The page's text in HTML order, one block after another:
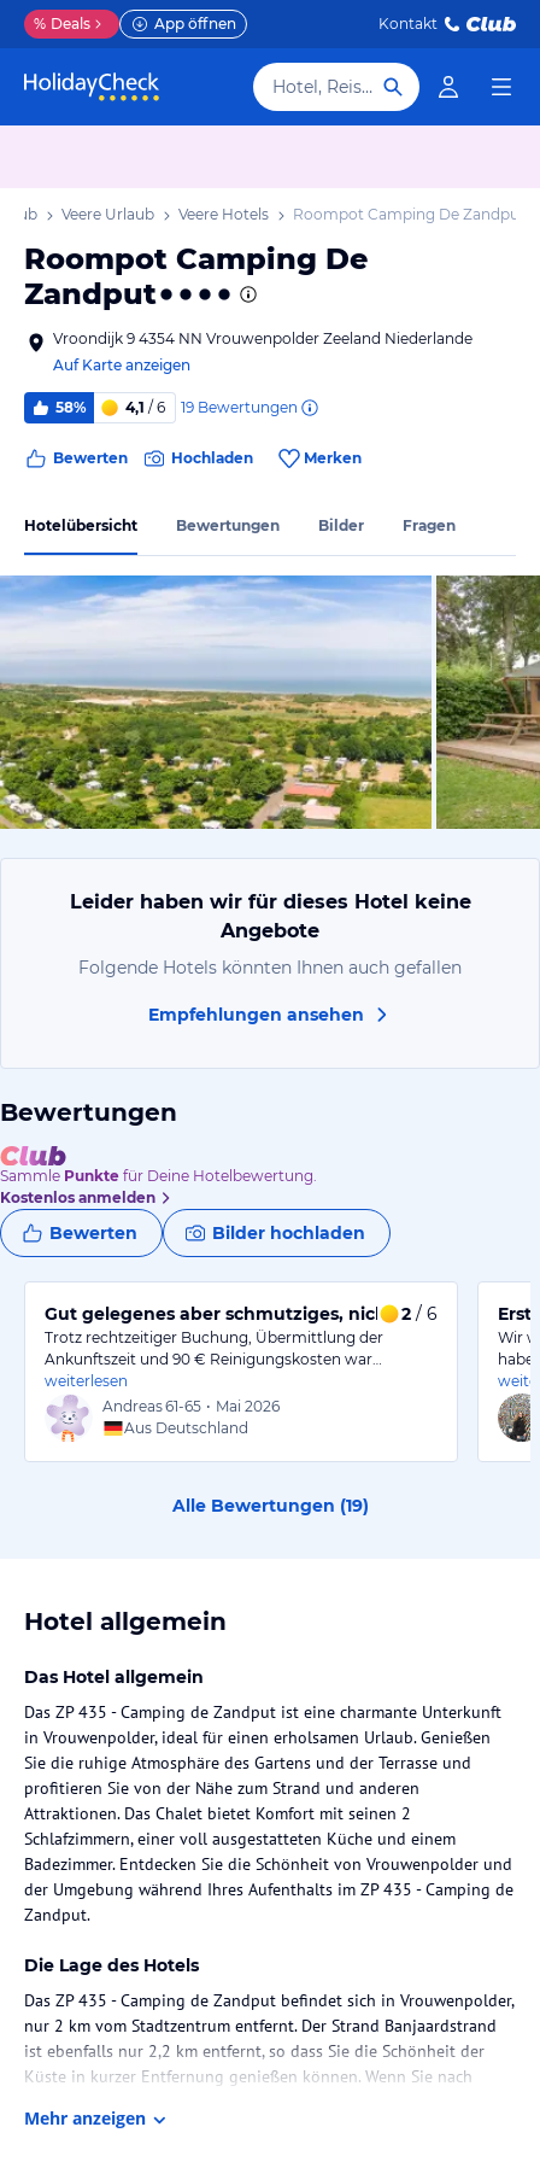
% Deals App öffnen Kontakt
Hotel, Reiseziel
Veere Urlaub Veere Hotels Roompot Camping De Zandput
Roompot Camping De
Zandput
Vroondijk 9 4354 NN Vrouwenpolder Zeeland Niederlande
Auf Karte anzeigen
58% 4,1 / 6 19 Bewertungen
Bewerten Hochladen Merken
Hotelübersicht Bewertungen Bilder Fragen
vom
Leider haben wir für dieses Hotel keine
Angebote
Folgende Hotels könnten Ihnen auch gefallen
Empfehlungen ansehen
Bewertungen
Sammle Punkte für Deine Hotelbewertung.
Kostenlos anmelden
Bewerten Bilder hochladen
Gut gelegenes aber schmutziges, nicht gereinigtes
2 / 6
Trotz rechtzeitiger Buchung, Übermittlung der
Ankunftszeit und 90 € Reinigungskosten war…
weiterlesen
Andreas61-65 • Mai 2026
Aus Deutschland
Wir
Alle Bewertungen (19)
Hotel allgemein
Das Hotel allgemein
Das ZP 435 - Camping de Zandput ist eine charmante Unterkunft
in Vrouwenpolder, ideal für einen erholsamen Urlaub. Genießen
Sie die ruhige Atmosphäre des Gartens und der Terrasse und
profitieren Sie von der Nähe zum Strand und anderen
Attraktionen. Das Chalet bietet Komfort mit seinen 2
Schlafzimmern, einer voll ausgestatteten Küche und einem
Badezimmer. Entdecken Sie die Schönheit von Vrouwenpolder und
der Umgebung während Ihres Aufenthalts im ZP 435 - Camping de
Zandput.
Die Lage des Hotels
Das ZP 435 - Camping de Zandput befindet sich in Vrouwenpolder,
nur 2 km vom Stadtzentrum entfernt. Der Strand Banjaardstrand
ist ebenfalls nur 2,2 km entfernt, so dass Sie die Schönheit der
Küste in kurzer Entfernung genießen können. Wenn Sie nach
besuchen, der nur 49 km entfernt ist. Der internationale Flughafen
Mehr anzeigen